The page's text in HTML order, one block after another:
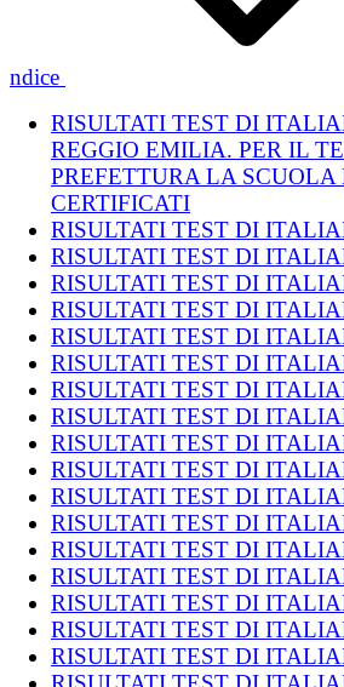
Indice
RISULTATI TEST DI
REGGIO EMILIA. PER IL
PREFETTURA LA
CERTIFICATI
RISULTATI TEST DI
RISULTATI TEST DI
RISULTATI TEST DI
RISULTATI TEST DI
RISULTATI TEST DI
RISULTATI TEST DI
RISULTATI TEST DI
RISULTATI TEST DI
RISULTATI TEST DI
RISULTATI TEST DI
RISULTATI TEST DI
RISULTATI TEST DI
RISULTATI TEST DI
RISULTATI TEST DI
RISULTATI TEST DI
RISULTATI TEST DI
RISULTATI TEST DI